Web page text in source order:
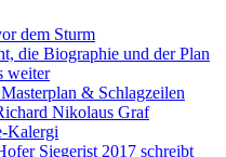
dem Sturm
die Biographie und der Plan
weiter
& Schlagzeilen
Nikolaus Graf
Kalergi
Siegerist 2017 schreibt